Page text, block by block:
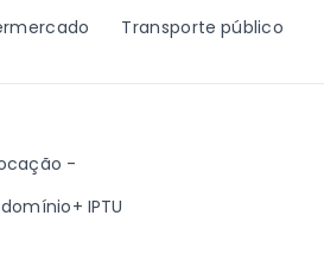
Transporte público
-
IPTU